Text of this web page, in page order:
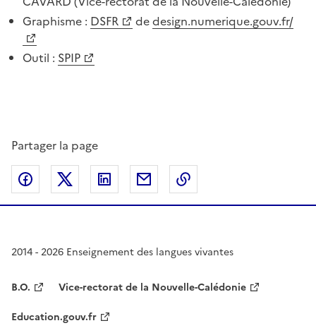
Graphisme : DSFR dedesign.numerique.gouv.fr/
Outil : SPIP
Partager la page
Partager sur Facebook
Partager sur Twitter
Partager sur LinkedIn
Partager par email
2014 - 2026 Enseignement des langues vivantes
B.O.
Vice-rectorat de la Nouvelle-Calédonie
Education.gouv.fr